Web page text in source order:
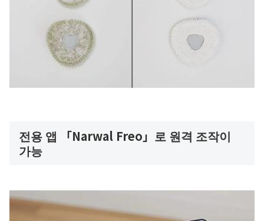
전용 앱 「Narwal Freo」로 원격 조작이
가능